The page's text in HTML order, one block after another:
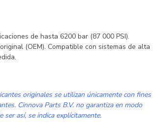
de hasta 6200 bar (87 000 PSI).
(OEM). Compatible con sistemas de alta
originales se utilizan únicamente con fines
Cinnova Parts B.V. no garantiza en modo
así, se indica explícitamente.